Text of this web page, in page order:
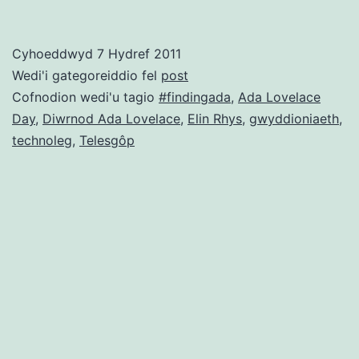
Diwrnod
Ada
Cyhoeddwyd 7 Hydref 2011
Wedi'i gategoreiddio fel post
Cofnodion wedi'u tagio #findingada, Ada Lovelace
Day, Diwrnod Ada Lovelace, Elin Rhys, gwyddioniaeth,
technoleg, Telesgôp